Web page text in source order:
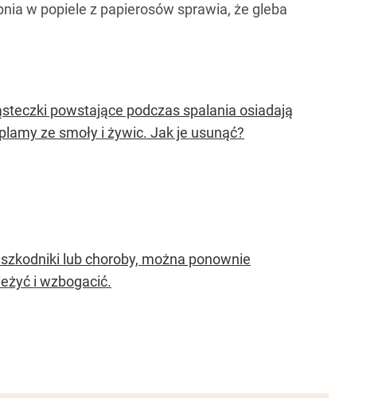
w popiele z papierosów sprawia, że gleba
powstające podczas spalania osiadają
ze smoły i żywic. Jak je usunąć?
lub choroby, można ponownie
i wzbogacić.